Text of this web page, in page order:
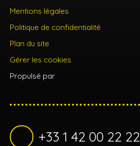
Mentions légales
Politique de confidentialité
Plan du site
Gérer les cookies
Propulsé par
+33 1 42 00 22 22